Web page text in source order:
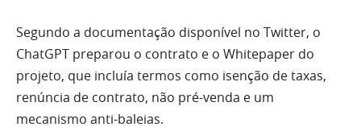
Segundo a documentação disponível no Twitter, o
ChatGPT preparou o contrato e o Whitepaper do
projeto, que incluía termos como isenção de taxas,
renúncia de contrato, não pré-venda e um
mecanismo anti-baleias.